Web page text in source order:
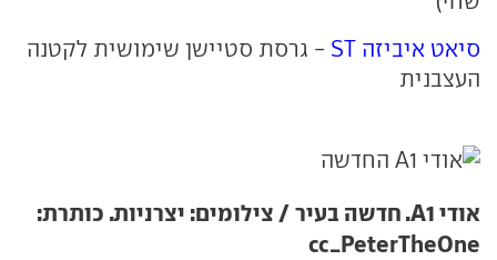
סיאט איביזה ST
- גרסת סטיישן שימושית לקטנה
העצבנית
אודי A1. חדשה בעיר / צילומים: יצרניות. כותרת:
cc_PeterTheOne